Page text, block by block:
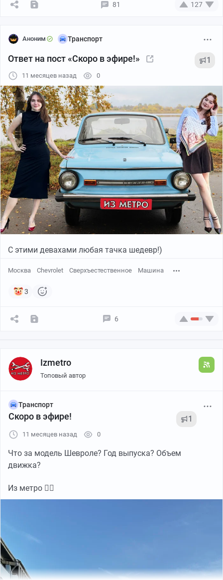
81 127
Аноним Транспорт
Ответ на пост «Скоро в эфире!» 1
11 месяцев назад 0
С этими девахами любая тачка шедевр!)
Москва Chevrolet Сверхъестественное Машина
3
6
Izmetro
Топовый автор
Транспорт
Скоро в эфире! 1
11 месяцев назад 0
Что за модель Шевроле? Год выпуска? Объем
движка?
Из метро 🏴‍☠️